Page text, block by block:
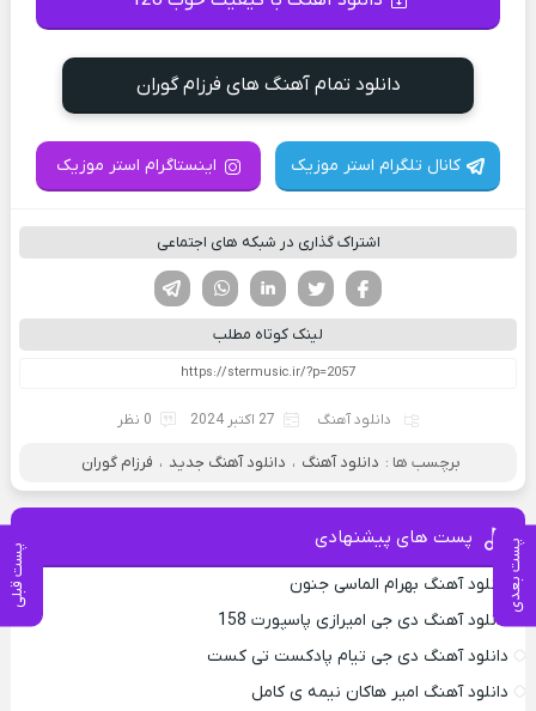
پست بعدی پست قبلی
دانلود تمام آهنگ های فرزام گوران
کانال تلگرام استر موزیک اینستاگرام استر موزیک
اشتراک گذاری در شبکه های اجتماعی
لینکدین تویتر
فیسوک
لینک کوتاه مطلب
دانلود آهنگ 27 اکتبر 2024 0 نظر
برچسب ها : دانلود آهنگ ، دانلود آهنگ جدید ، فرزام گوران
پست های پیشنهادی
دانلود آهنگ بهرام الماسی جنون
دانلود آهنگ دی جی امیرازی پاسپورت 158
دانلود آهنگ دی جی تیام پادکست تی کست
دانلود آهنگ امیر هاکان نیمه ی کامل